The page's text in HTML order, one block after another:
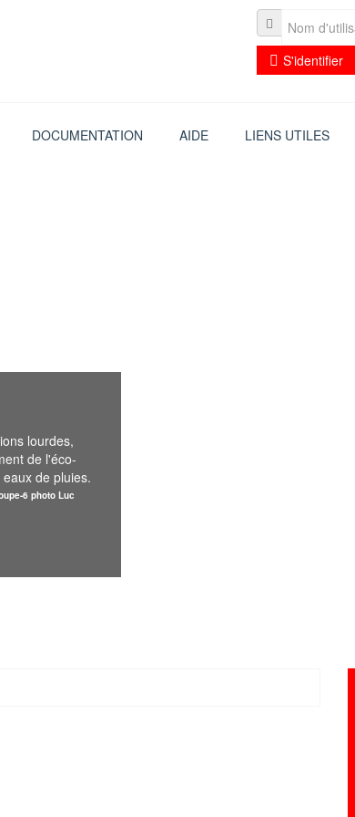
S'identifier
DOCUMENTATION AIDE LIENS UTILES
lourdes,
de l'éco-
de pluies.
6 photo Luc